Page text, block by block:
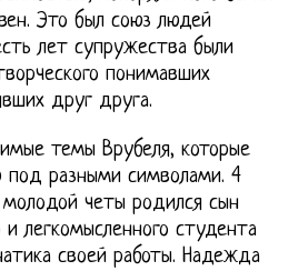
Это был союз людей
лет супружества были
понимавших
друг друга.
темы Врубеля, которые
под разными символами. 4
молодой четы родился сын
и легкомысленного студента
своей работы. Надежда